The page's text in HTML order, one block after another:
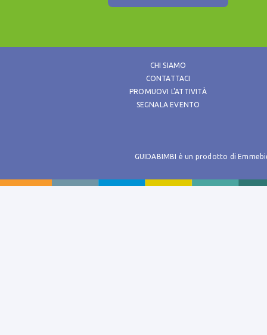
CHI SIAMO
CONTATTACI
PROMUOVI L'ATTIVITÀ
SEGNALA EVENTO
GUIDABIMBI è un prodotto di